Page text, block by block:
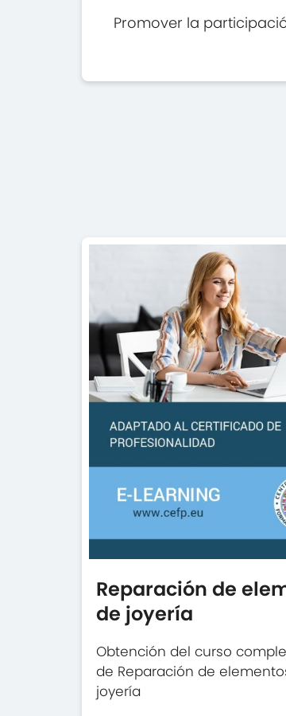
Promover la
Reparación de
de joyería
Obtención del curso
de Reparación de
joyería